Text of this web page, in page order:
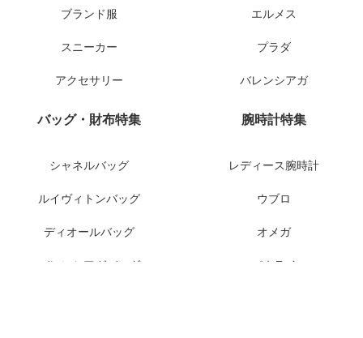
ブランド服
スニーカー
アクセサリー
エルメス
プラダ
バレンシアガ
バッグ・財布特集
シャネルバッグ
ルイヴィトンバッグ
ディオールバッグ
バレンシアガバッグ
腕時計特集
レディース腕時計
ウブロ
オメガ
パネライ